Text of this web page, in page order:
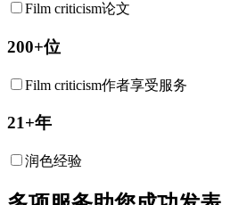
Film criticism论文
200+位
Film criticism作者享受服务
21+年
润色经验